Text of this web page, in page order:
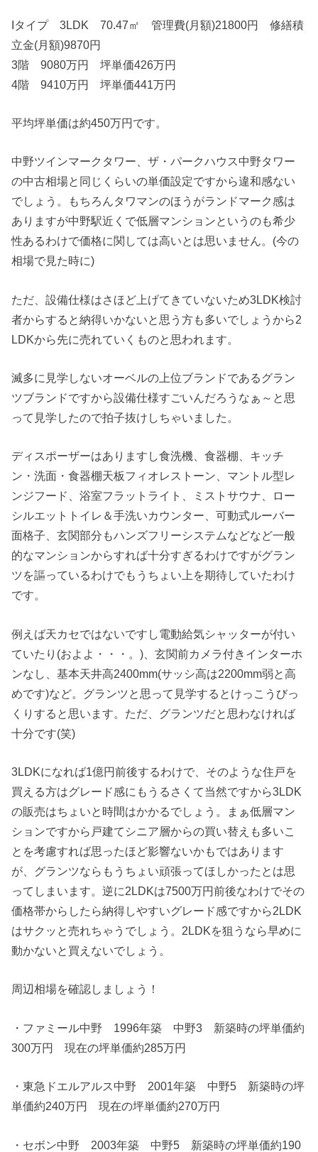
Iタイプ 3LDK 70.47㎡ 管理費(月額)21800円 修繕積
立金(月額)9870円
3階 9080万円 坪単価426万円
4階 9410万円 坪単価441万円
平均坪単価は約450万円です。
中野ツインマークタワー、ザ・パークハウス中野タワー
の中古相場と同じくらいの単価設定ですから違和感ない
でしょう。もちろんタワマンのほうがランドマーク感は
ありますが中野駅近くで低層マンションというのも希少
性あるわけで価格に関しては高いとは思いません。(今の
相場で見た時に)
ただ、設備仕様はさほど上げてきていないため3LDK検討
者からすると納得いかないと思う方も多いでしょうから2
LDKから先に売れていくものと思われます。
滅多に見学しないオーベルの上位ブランドであるグラン
ツブランドですから設備仕様すごいんだろうなぁ～と思
って見学したので拍子抜けしちゃいました。
ディスポーザーはありますし食洗機、食器棚、キッチ
ン・洗面・食器棚天板フィオレストーン、マントル型レ
ンジフード、浴室フラットライト、ミストサウナ、ロー
シルエットトイレ＆手洗いカウンター、可動式ルーバー
面格子、玄関部分もハンズフリーシステムなどなど一般
的なマンションからすれば十分すぎるわけですがグラン
ツを謳っているわけでもうちょい上を期待していたわけ
です。
例えば天カセではないですし電動給気シャッターが付い
ていたり(およよ・・・。)、玄関前カメラ付きインターホ
ンなし、基本天井高2400mm(サッシ高は2200mm弱と高
めです)など。グランツと思って見学するとけっこうびっ
くりすると思います。ただ、グランツだと思わなければ
十分です(笑)
3LDKになれば1億円前後するわけで、そのような住戸を
買える方はグレード感にもうるさくて当然ですから3LDK
の販売はちょいと時間はかかるでしょう。まぁ低層マン
ションですから戸建てシニア層からの買い替えも多いこ
とを考慮すれば思ったほど影響ないかもではあります
が、グランツならもうちょい頑張ってほしかったとは思
ってしまいます。逆に2LDKは7500万円前後なわけでその
価格帯からしたら納得しやすいグレード感ですから2LDK
はサクッと売れちゃうでしょう。2LDKを狙うなら早めに
動かないと買えないでしょう。
周辺相場を確認しましょう！
・ファミール中野 1996年築 中野3 新築時の坪単価約
300万円 現在の坪単価約285万円
・東急ドエルアルス中野 2001年築 中野5 新築時の坪
単価約240万円 現在の坪単価約270万円
・セボン中野 2003年築 中野5 新築時の坪単価約190